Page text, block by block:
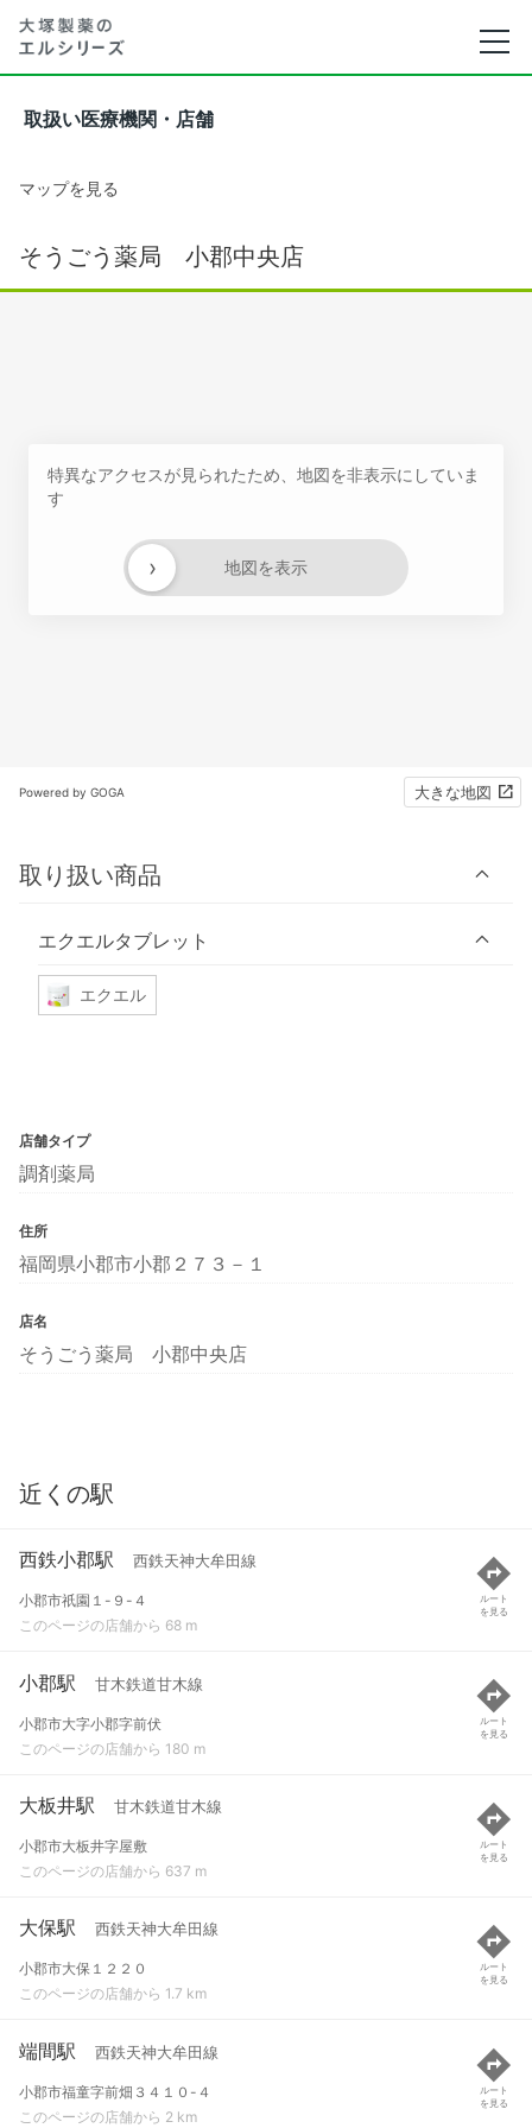
取扱い医療機関・店舗
マップを見る
そうごう薬局 小郡中央店
特異なアクセスが見られたため、地図を非表示にしていま
す
地図を表示
›
Powered by GOGA 大きな地図
取り扱い商品
エクエルタブレット
エクエル
店舗タイプ
調剤薬局
住所
福岡県小郡市小郡２７３－１
店名
そうごう薬局 小郡中央店
近くの駅
西鉄小郡駅 西鉄天神大牟田線
小郡市祇園１-９-４
このページの店舗から 68 m
ルート
を見る
小郡駅 甘木鉄道甘木線
小郡市大字小郡字前伏
このページの店舗から 180 m
ルート
を見る
大板井駅 甘木鉄道甘木線
小郡市大板井字屋敷
このページの店舗から 637 m
ルート
を見る
大保駅 西鉄天神大牟田線
小郡市大保１２２０
このページの店舗から 1.7 km
ルート
を見る
端間駅 西鉄天神大牟田線
小郡市福童字前畑３４１０-４
このページの店舗から 2 km
ルート
を見る